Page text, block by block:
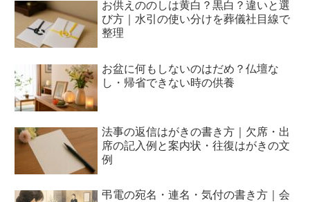
お供えののしは黄白？黒白？違いと選
び方｜水引の使い分けを葬儀社目線で
整理
お盆に何もしないのはだめ？仏壇な
し・帰省できない時の供養
法事の返信はがきの書き方｜欠席・出
席の記入例と案内状・往復はがきの文
例
弔電の宛名・連名・気付の書き方｜会